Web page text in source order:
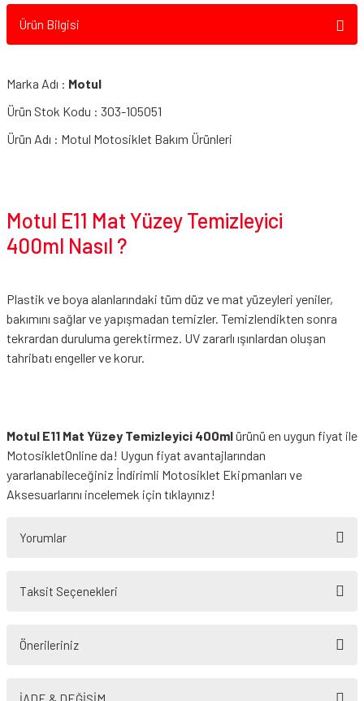
Ürün Bilgisi
Marka Adı : Motul
Ürün Stok Kodu : 303-105051
Ürün Adı : Motul Motosiklet Bakım Ürünleri
Motul E11 Mat Yüzey Temizleyici
400ml Nasıl ?
Plastik ve boya alanlarındaki tüm düz ve mat yüzeyleri yeniler,
bakımını sağlar ve yapışmadan temizler. Temizlendikten sonra
tekrardan duruluma gerektirmez. UV zararlı ışınlardan oluşan
tahribatı engeller ve korur.
Motul E11 Mat Yüzey Temizleyici 400mlürünü en uygun fiyat ile
MotosikletOnline da! Uygun fiyat avantajlarından
yararlanabileceğiniz İndirimli Motosiklet Ekipmanları ve
Aksesuarlarını incelemek için tıklayınız!
Yorumlar
Taksit Seçenekleri
Önerileriniz
yetersiz gördüğünüz noktaları öneri formunu kullanarak tarafımıza